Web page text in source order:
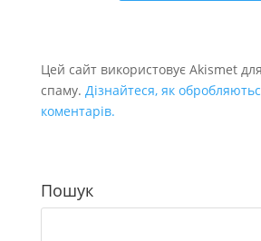
Цей сайт використовує Akismet
спаму. Дізнайтеся, як
коментарів.
Пошук